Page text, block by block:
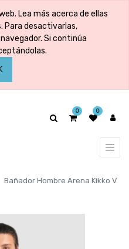
Lea más acerca de ellas
Para desactivarlas,
Si continúa
0 0
Bañador Hombre Arena Kikko V